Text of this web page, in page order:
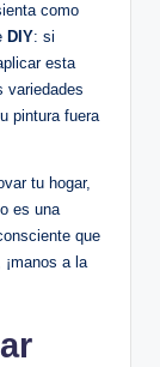
como
DIY: si
esta
variedades
pintura fuera
tu hogar,
es una
que
a la